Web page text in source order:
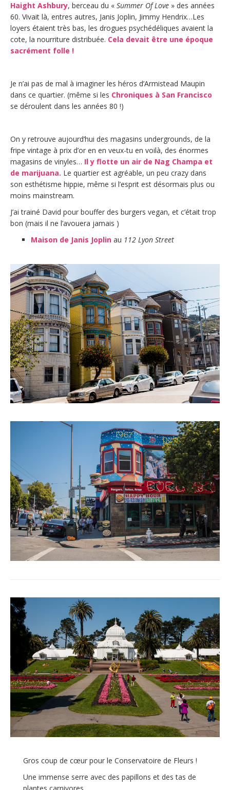
Haight Ashbury, berceau du « Summer Of Love » des années
60. Vivait là, entres autres, Janis Joplin, Jimmy Hendrix…Les
loyers étaient très bas, les drogues psychédéliques avaient la
cote, la nourriture distribuée. Cela devait être une époque
sacrément folle !
Je n’ai pas de mal à imaginer les héros d’Armistead Maupin
dans ce quartier. (même si les Chroniques à San Francisco
se déroulent dans les années 80 !)
On y retrouve aujourd’hui des magasins undergrounds, de la
fripe vintage à prix d’or en en veux-tu en voilà, des énormes
magasins de vinyles… Il y flotte un air de Nag Champa et
de marijuana. Le quartier est agréable, un peu crazy dans
son esthétisme hippie, même si l’esprit est désormais plus ou
moins mainstream.
J’ai trainé David pour bouffer des burgers vegan, et c’était trop
bon (mais il ne l’avouera jamais )
Maison de Janis Joplin au 112 Lyon Street
Gros coup de cœur pour le Conservatoire de Fleurs !
Une immense serre avec des papillons et des tas de